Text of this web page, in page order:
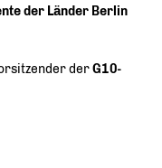
der Länder Berlin
derG10-